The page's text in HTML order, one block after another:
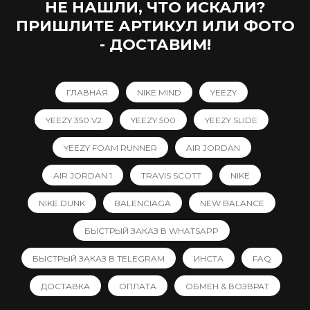
НЕ НАШЛИ, ЧТО ИСКАЛИ?
ПРИШЛИТЕ АРТИКУЛ ИЛИ ФОТО
- ДОСТАВИМ!
ГЛАВНАЯ NIKE MIND YEEZY
YEEZY 350 V2 YEEZY 500 YEEZY SLIDE
YEEZY FOAM RUNNER AIR JORDAN
AIR JORDAN 1 TRAVIS SCOTT NIKE
NIKE DUNK BALENCIAGA NEW BALANCE
БЫСТРЫЙ ЗАКАЗ В WHATSAPP
БЫСТРЫЙ ЗАКАЗ В TELEGRAM ИНСТА FAQ
ДОСТАВКА ОПЛАТА ОБМЕН & ВОЗВРАТ